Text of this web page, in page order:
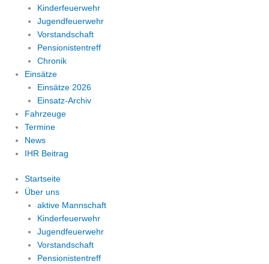
Kinderfeuerwehr
Jugendfeuerwehr
Vorstandschaft
Pensionistentreff
Chronik
Einsätze
Einsätze 2026
Einsatz-Archiv
Fahrzeuge
Termine
News
IHR Beitrag
Startseite
Über uns
aktive Mannschaft
Kinderfeuerwehr
Jugendfeuerwehr
Vorstandschaft
Pensionistentreff